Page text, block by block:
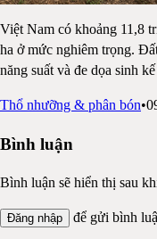
Việt Nam có khoảng 11,8
ha ở mức nghiêm trọng.
năng suất và đe dọa sinh
Thổ nhưỡng & phân bón•
Bình luận
Bình luận sẽ hiển thị sau
Đăng nhập để gửi bình